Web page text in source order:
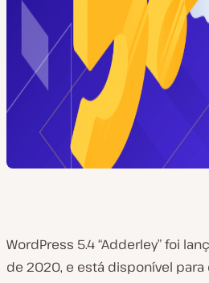
WordPress 5.4 “Adderley” foi
de 2020, e está disponível para